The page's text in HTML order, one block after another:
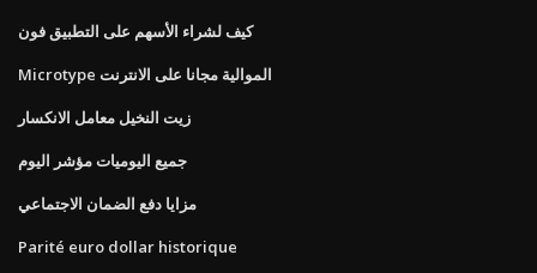
كيف لشراء الأسهم على التطبيق فون
Microtype الموالية مجانا على الانترنت
زيت النخيل معامل الانكسار
جميع اليوميات مؤشر اليوم
مزايا دفع الضمان الاجتماعي
Parité euro dollar historique